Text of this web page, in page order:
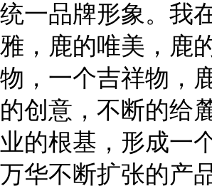
统一品牌形象。我
雅，鹿的唯美，鹿
物，一个吉祥物，
的创意，不断的给
业的根基，形成一
万华不断扩张的产